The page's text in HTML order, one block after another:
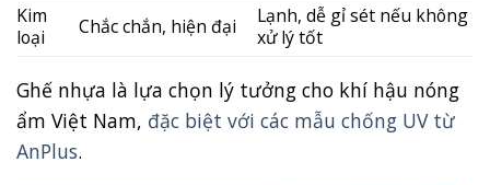
Kim
loại
Chắc chắn, hiện đại
Lạnh, dễ gỉ sét nếu không
xử lý tốt
Ghế nhựa là lựa chọn lý tưởng cho khí hậu nóng
ẩm Việt Nam, đặc biệt với các mẫu chống UV từ
AnPlus.